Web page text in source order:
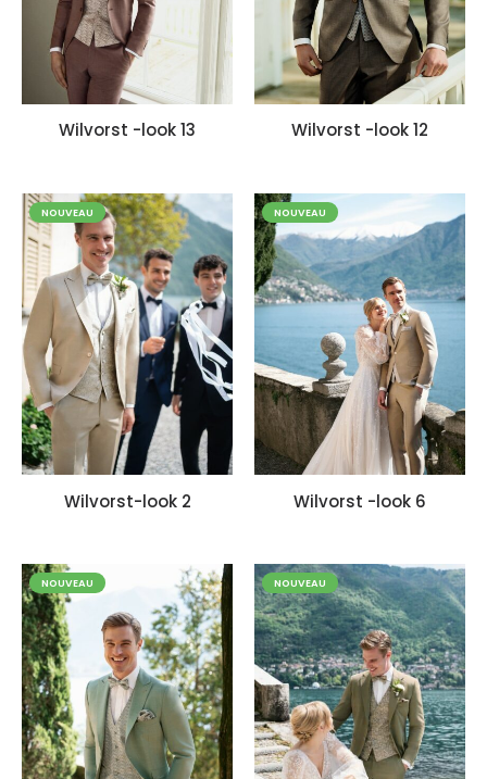
Wilvorst -look 13 Wilvorst -look 12
NOUVEAU
Wilvorst-look 2
NOUVEAU
Wilvorst -look 6
NOUVEAU NOUVEAU